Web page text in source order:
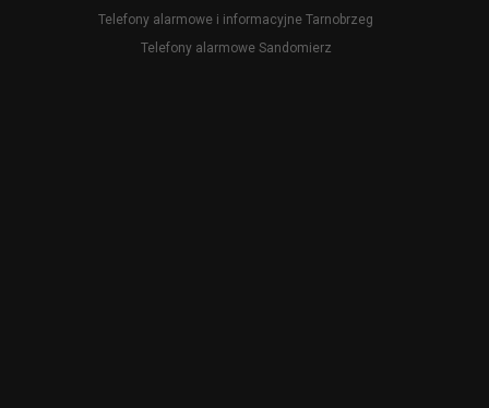
Telefony alarmowe i informacyjne Tarnobrzeg
Telefony alarmowe Sandomierz